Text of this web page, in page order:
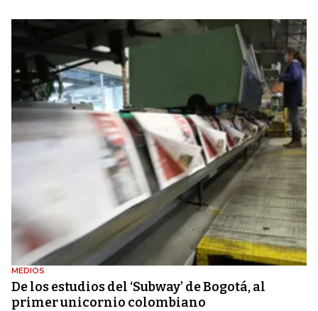
MEDIOS
De los estudios del ‘Subway’ de Bogotá, al
primer unicornio colombiano